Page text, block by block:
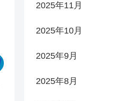
2025年11月
2025年10月
2025年9月
2025年8月